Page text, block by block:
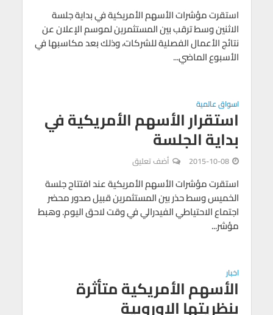
استقرت مؤشرات الأسهم الأمريكية في بداية جلسة
الاثنين وسط ترقب بين المستثمرين لموسم الإعلان عن
نتائج الأعمال الفصلية للشركات، وذلك بعد مكاسبها في
الأسبوع الماضي...
اسواق عالمية
استقرار الأسهم الأمريكية في
بداية الجلسة
2015-10-08 أضف تعليق
استقرت مؤشرات الأسهم الأمريكية عند افتتاح جلسة
الخميس وسط حذر بين المستثمرين قبيل صدور محضر
اجتماع الاحتياطي الفيدرالي في وقت لاحق اليوم. وهبط
مؤشر...
اخبار
الأسهم الأمريكية متأثرة
بنظريتها الاوروبية